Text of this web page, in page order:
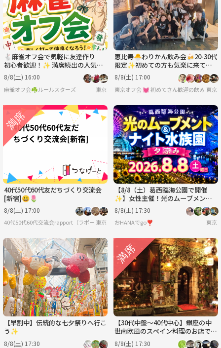
🐇麻雀オフ会で気軽に友達作り
初心者歓迎！✨ 満席続出の人気イ
ベント！
8/8(土) 16:00
麻雀オフ会☘️ルールスターズ 東京
恵比寿🐣わりかん飲み会🍻20-30代
限定✨初めての方も気楽に来てね
✨
8/8(土) 17:00
東京オフ会 💓 初めてさん歓迎の飲み会で
東京
40代50代60代友だちづくり交流会
[新宿]😃🌷
8/8(土) 17:00
40代50代60代交流会rapport（ラポール）[新宿]
東京
【8/8（土）葛西臨海公園で開催
✨】女性主催！光のムーブメント
＆ナイト水族園体験でリフレッシュ
夕涼みイベント🌊限定開催
8/8(土) 17:30
おHANAでgo❣️ 東京
【早割中】伝統的な七夕祭りへ行こ
う✨
8/8(土) 17:30
【30代中盤〜40代中心】銀座の中
世南欧風のスペイン料理のお店で食
事会
8/8(土) 17:30